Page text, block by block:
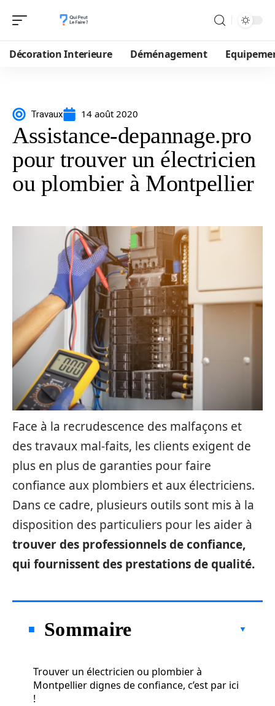
Décoration Interieure Déménagement
Travaux 14 août 2020
Assistance-depannage.pro
pour trouver un électricien
ou plombier à Montpellier
Face à la recrudescence des malfaçons et
des travaux mal-faits, les clients exigent de
plus en plus de garanties pour faire
confiance aux plombiers et aux électriciens.
Dans ce cadre, plusieurs outils sont mis à la
disposition des particuliers pour les aider à
trouver des professionnels de confiance,
qui fournissent des prestations de qualité.
Sommaire
Trouver un électricien ou plombier à
Montpellier dignes de confiance, c’est par ici
!